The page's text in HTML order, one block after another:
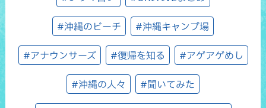
#沖縄のビーチ #沖縄キャンプ場
#アナウンサーズ #復帰を知る #アゲアゲめし
#沖縄の人々 #聞いてみた